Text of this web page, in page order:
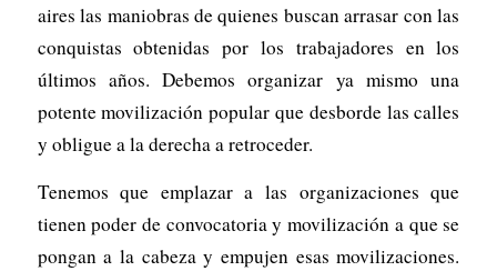
aires las maniobras de quienes buscan arrasar con las
conquistas obtenidas por los trabajadores en los
últimos años. Debemos organizar ya mismo una
potente movilización popular que desborde las calles
y obligue a la derecha a retroceder.
Tenemos que emplazar a las organizaciones que
tienen poder de convocatoria y movilización a que se
pongan a la cabeza y empujen esas movilizaciones.